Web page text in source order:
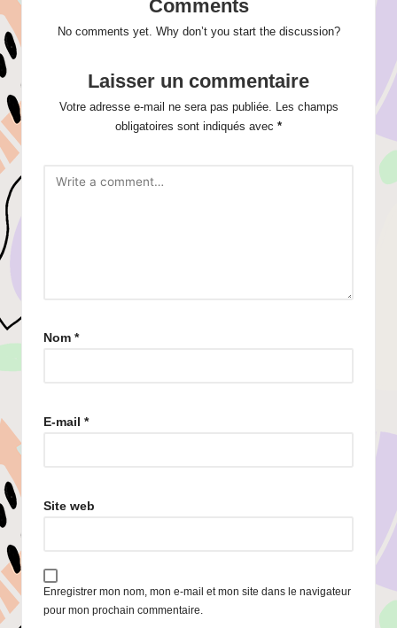
Comments
No comments yet. Why don’t you start the discussion?
Laisser un commentaire
Votre adresse e-mail ne sera pas publiée.
Les champs
obligatoires sont indiqués avec *
Nom *
E-mail *
Site web
Enregistrer mon nom, mon e-mail et mon site dans le navigateur
pour mon prochain commentaire.